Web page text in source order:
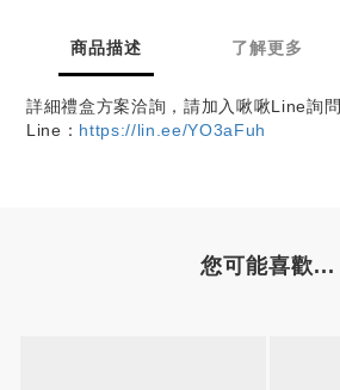
商品描述 了解更多
詳細禮盒方案洽詢，請加入啾啾Line詢問
Line： https://lin.ee/YO3aFuh
您可能喜歡...